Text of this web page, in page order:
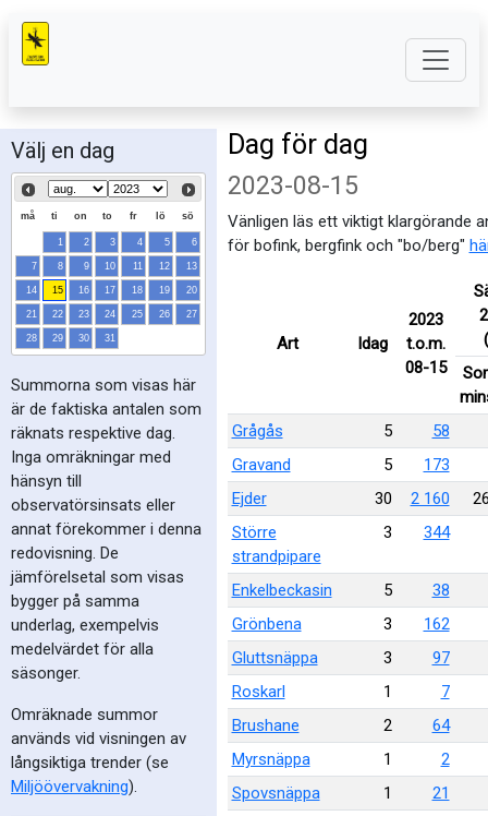
Välj en dag
må ti on to fr lö sö
1 2 3 4 5
6
7
8 9 10 11 12
13
14
15 16 17 18 19
20
21
22 23 24 25 26
27
28
29 30 31
Summorna som visas här
är de faktiska antalen som
räknats respektive dag.
Inga omräkningar med
hänsyn till
observatörsinsats eller
annat förekommer i denna
redovisning. De
jämförelsetal som visas
bygger på samma
underlag, exempelvis
medelvärdet för alla
säsonger.
Omräknade summor
används vid visningen av
långsiktiga trender (se
Miljöövervakning).
Dag för dag
2023-08-15
Vänligen läs ett viktigt klargörande
för bofink, bergfink och "bo/berg"
Art Idag
2023
t.o.m.
08-15
Grågås
5
58
Gravand
5
173
Ejder
30 2 160
Större
strandpipare
3 344
Enkelbeckasin 5
38
Grönbena
3
162
Gluttsnäppa
3
97
Roskarl
1
7
Brushane
2
64
Myrsnäppa
1
2
Spovsnäppa
1
21